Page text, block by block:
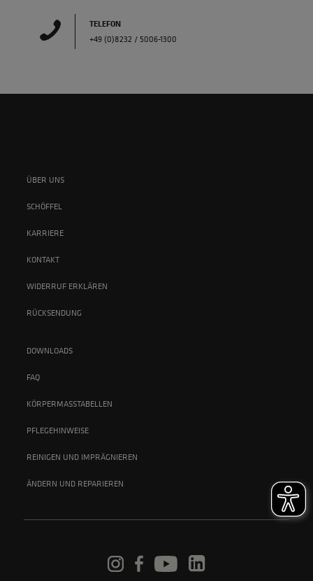
TELEFON
+49 (0)8232 / 5006-1300
ÜBER UNS
SCHÖFFEL
KARRIERE
KONTAKT
WIDERRUF ERKLÄREN
RÜCKSENDUNG
DOWNLOADS
FAQ
KÖRPERMASSTABELLEN
PFLEGEHINWEISE
REINIGEN UND IMPRÄGNIEREN
ÄNDERN UND REPARIEREN